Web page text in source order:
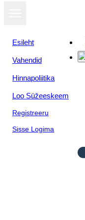
Esileht
Vahendid
Hinnapoliitika
Loo Süžeeskeem
Registreeru
Sisse Logima